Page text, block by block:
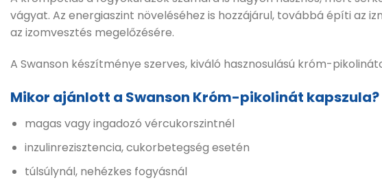
vágyat. Az energiaszint növeléséhez is hozzájárul, továbbá építi az
az izomvesztés megelőzésére.
A Swanson készítménye szerves, kiváló hasznosulású króm-
Mikor ajánlott a Swanson Króm-pikolinát kapszula?
magas vagy ingadozó vércukorszintnél
inzulinrezisztencia, cukorbetegség esetén
túlsúlynál, nehézkes fogyásnál